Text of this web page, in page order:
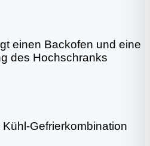
einen Backofen und eine
des Hochschranks
Gefrierkombination